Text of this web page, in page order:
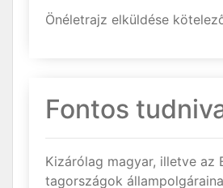
Önéletrajz elküldése
Fontos
Kizárólag magyar, illetve az
tagországok